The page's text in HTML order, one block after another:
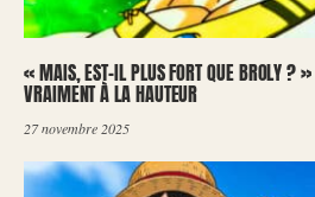
« MAIS, EST-IL PLUS FORT QUE BROLY ? »
VRAIMENT À LA HAUTEUR
27 novembre 2025